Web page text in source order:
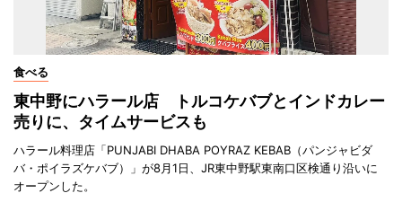
食べる
東中野にハラール店 トルコケバブとインドカレー
売りに、タイムサービスも
ハラール料理店「PUNJABI DHABA POYRAZ KEBAB（パンジャビダ
バ・ポイラズケバブ）」が8月1日、JR東中野駅東南口区検通り沿いに
オープンした。